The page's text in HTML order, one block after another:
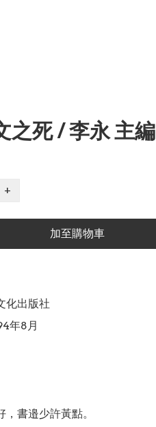
之死 / 李永 主編
+
加至購物車
化出版社
年8月
書邉少許黃點。